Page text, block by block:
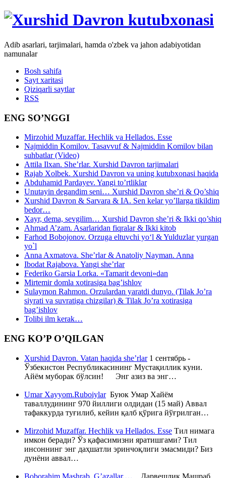
Adib asarlari, tarjimalari, hamda o'zbek va jahon adabiyotidan
namunalar
Bosh sahifa
Sayt xaritasi
Qiziqarli saytlar
RSS
ENG SO’NGGI
Mirzohid Muzaffar. Hechlik va Hellados. Esse
Najmiddin Komilov. Tasavvuf & Najmiddin Komilov bilan
suhbatlar (Video)
Attila Ilxan. She’rlar. Xurshid Davron tarjimalari
Rajab Xolbek. Xurshid Davron va uning kutubxonasi haqida
Abduhamid Pardayev. Yangi to’rtliklar
Unutayin degandim seni… Xurshid Davron she’ri & Qo’shiq
Xurshid Davron & Sarvara & IA. Sen kelar yo’llarga tikildim
bedor…
Xayr, dema, sevgilim… Xurshid Davron she’ri & Ikki qo’shiq
Ahmad A’zam. Asarlaridan fiqralar & Ikki kitob
Farhod Bobojonov. Orzuga eltuvchi yo‘l & Yulduzlar yurgan
yo`l
Anna Axmatova. She’rlar & Anatoliy Nayman. Anna
Ibodat Rajabova. Yangi she’rlar
Federiko Garsia Lorka. «Tamarit devoni»dan
Mirtemir domla xotirasiga bag’ishlov
Sulaymon Rahmon. Orzulardan yaratdi dunyo. (Tilak Jo’ra
siyrati va suvratiga chizgilar) & Tilak Jo’ra xotirasiga
bag’ishlov
Tolibi ilm kerak…
ENG KO’P O’QILGAN
Xurshid Davron. Vatan haqida she’rlar1 сентябрь -
Ўзбекистон Республикасининг Мустақиллик куни.
Айём муборак бўлсин! Энг азиз ва энг…
Umar Xayyom.RuboiylarБуюк Умар Хайём
таваллудининг 970 йиллиги олдидан (15 май) Аввал
тафаккурда туғилиб, кейин қалб қўрига йўғрилган…
Mirzohid Muzaffar. Hechlik va Hellados. Esse Тил нимага
имкон беради? Ўз қафасимизни яратишгами? Тил
инсоннинг энг даҳшатли эринчоқлиги эмасмиди? Биз
дунёни аввал…
Boborahim Mashrab. G’azallar,… Дарвешлик Машраб